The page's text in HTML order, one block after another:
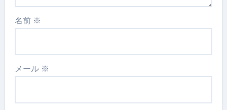
名前 ※
メール ※